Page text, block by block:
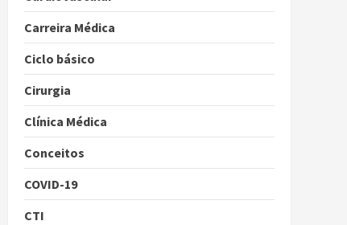
Carreira Médica
Ciclo básico
Cirurgia
Clínica Médica
Conceitos
COVID-19
CTI